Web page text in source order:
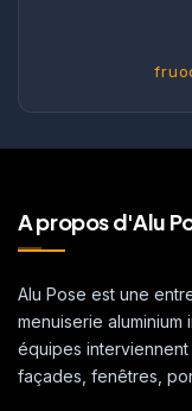
A propos d'Alu
Alu Pose est une
menuiserie
équipes interviennent
façades, fenêtres,